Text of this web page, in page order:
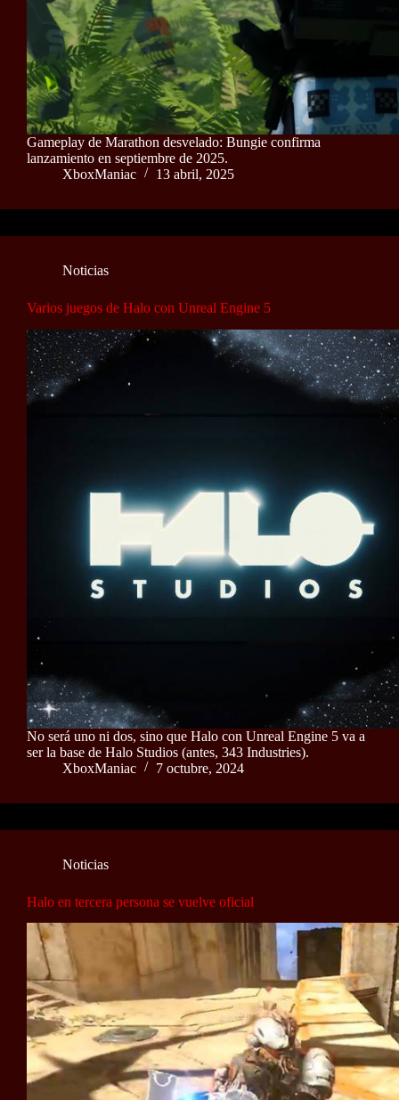
Gameplay de Marathon desvelado: Bungie confirma
lanzamiento en septiembre de 2025.
XboxManiac
13 abril, 2025
Noticias
Varios juegos de Halo con Unreal Engine 5
No será uno ni dos, sino que Halo con Unreal Engine 5 va a
ser la base de Halo Studios (antes, 343 Industries).
XboxManiac
7 octubre, 2024
Noticias
Halo en tercera persona se vuelve oficial